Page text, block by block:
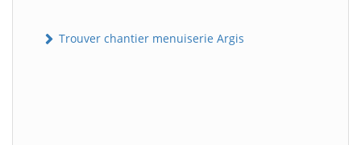
Trouver chantier menuiserie Argis